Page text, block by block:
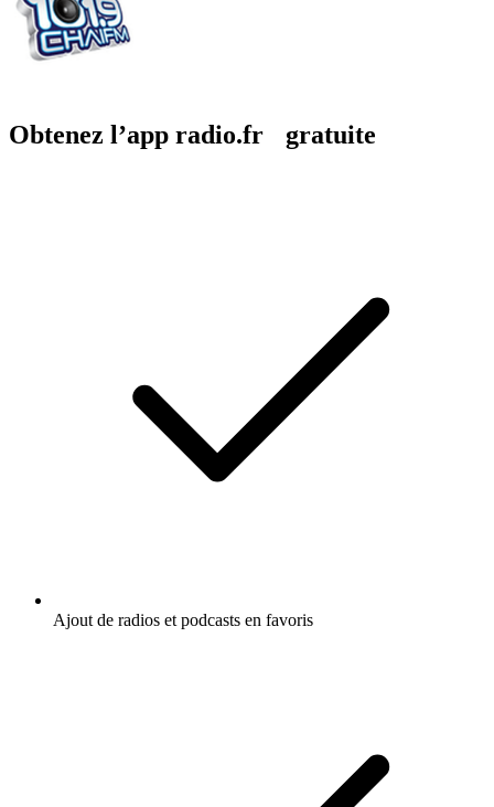
Obtenez l’app radio.fr gratuite
Ajout de radios et podcasts en favoris